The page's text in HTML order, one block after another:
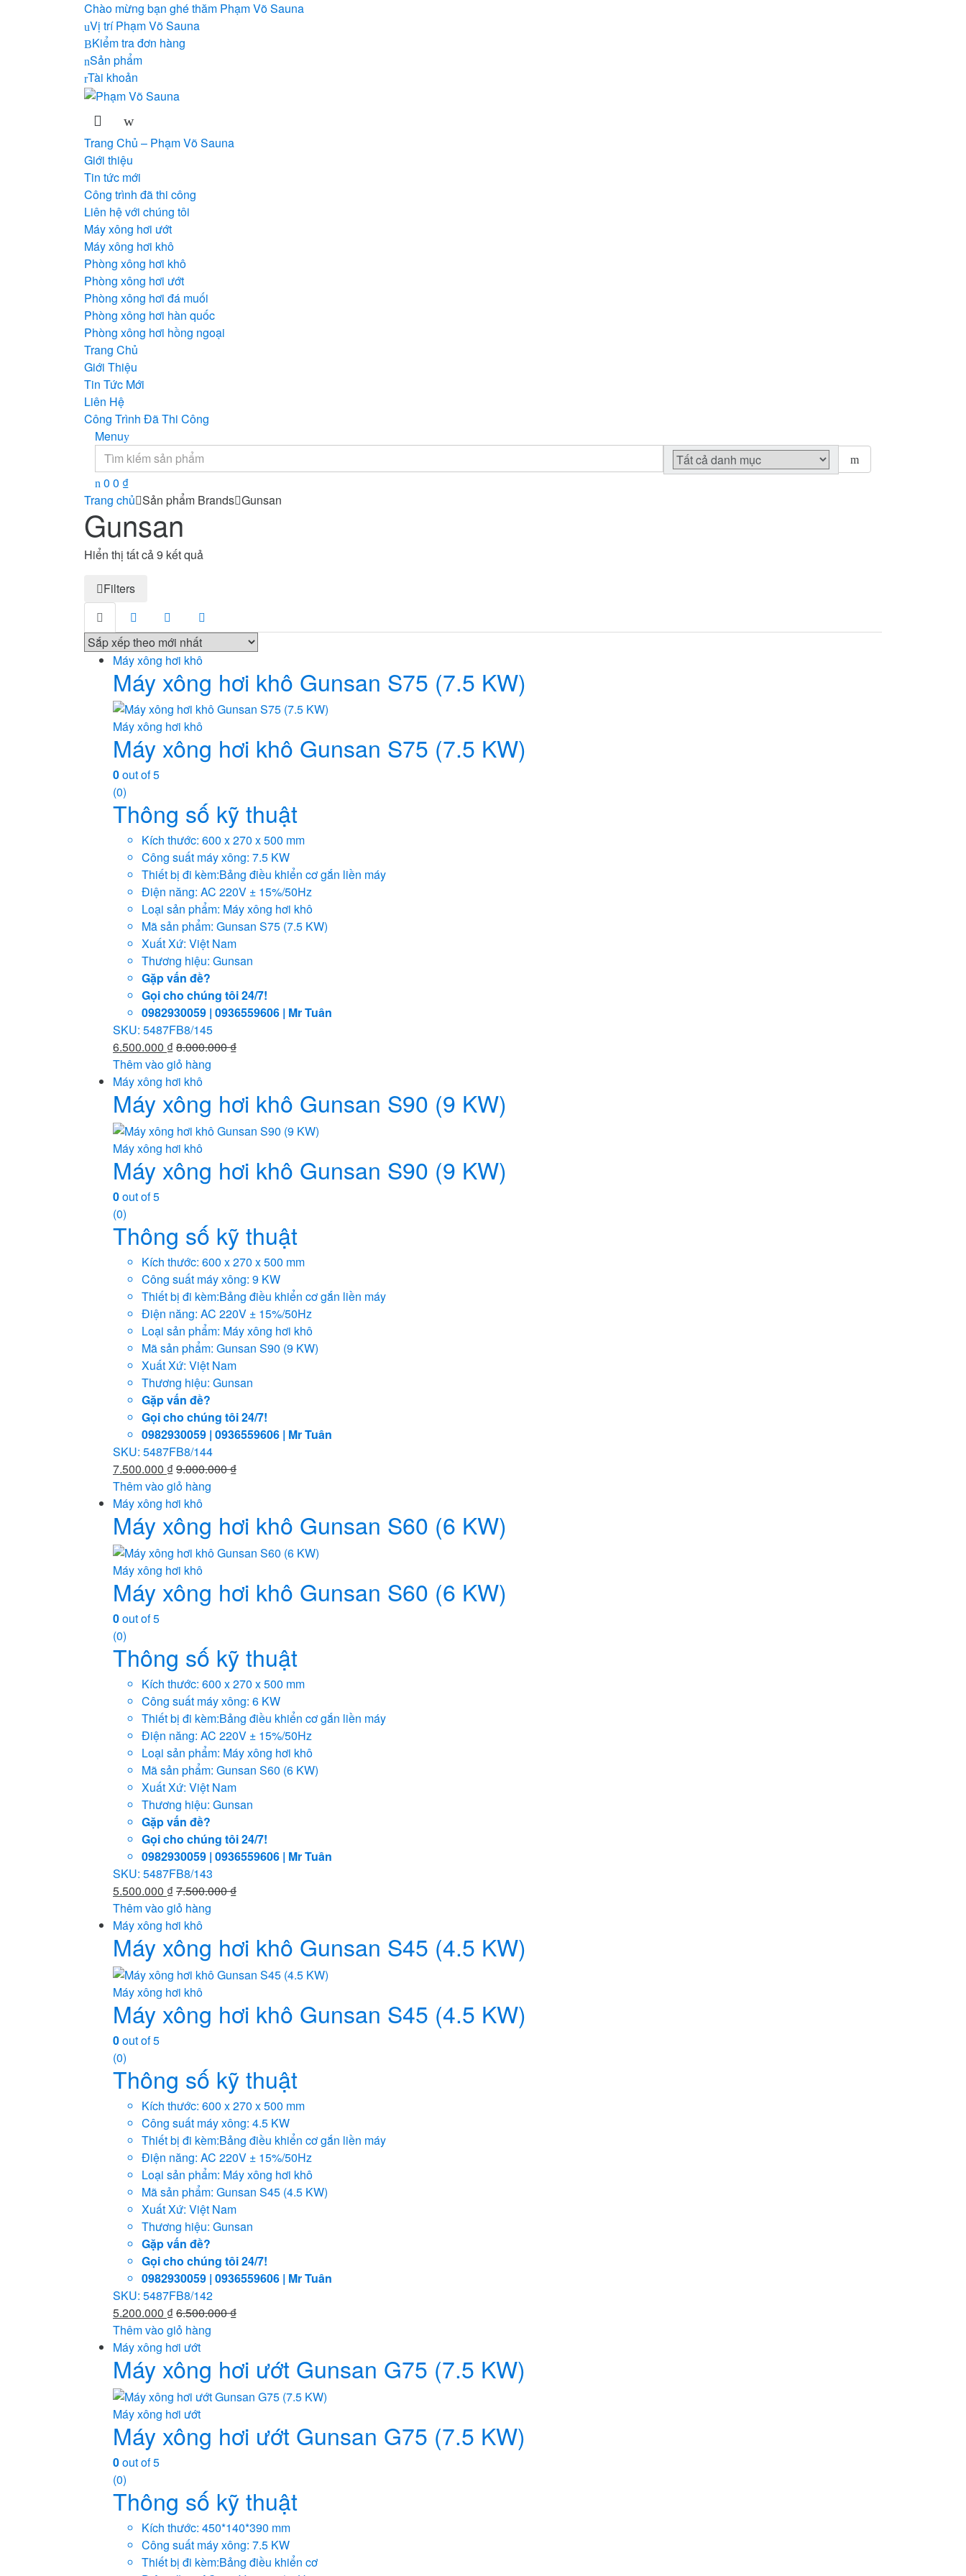
Chào mừng bạn ghé thăm Phạm Võ Sauna
Vị trí Phạm Võ Sauna
Kiểm tra đơn hàng
Sản phẩm
Tài khoản
Trang Chủ – Phạm Võ Sauna
Giới thiệu
Tin tức mới
Công trình đã thi công
Liên hệ với chúng tôi
Máy xông hơi ướt
Máy xông hơi khô
Phòng xông hơi khô
Phòng xông hơi ướt
Phòng xông hơi đá muối
Phòng xông hơi hàn quốc
Phòng xông hơi hồng ngoại
Trang Chủ
Giới Thiệu
Tin Tức Mới
Liên Hệ
Công Trình Đã Thi Công
Menu
Search
for:
0 0 ₫
Trang chủ Sản phẩm Brands Gunsan
Gunsan
Hiển thị tất cả 9 kết quả
mới
Filters
Máy xông hơi khô
Máy xông hơi khô Gunsan S75 (7.5 KW)
Máy xông hơi khô
Máy xông hơi khô Gunsan S75 (7.5 KW)
0out of 5
(0)
Thông số kỹ thuật
Kích thước: 600 x 270 x 500 mm
Công suất máy xông: 7.5 KW
Thiết bị đi kèm:Bảng điều khiển cơ gắn liền máy
Điện năng: AC 220V ± 15%/50Hz
Loại sản phẩm: Máy xông hơi khô
Mã sản phẩm: Gunsan S75 (7.5 KW)
Xuất Xứ: Việt Nam
Thương hiệu: Gunsan
Gặp vấn đề?
Gọi cho chúng tôi 24/7!
0982930059 | 0936559606 | Mr Tuân
SKU: 5487FB8/145
6.500.000 ₫8.000.000₫
Thêm vào giỏ hàng
Máy xông hơi khô
Máy xông hơi khô Gunsan S90 (9 KW)
Máy xông hơi khô
Máy xông hơi khô Gunsan S90 (9 KW)
0out of 5
(0)
Thông số kỹ thuật
Kích thước: 600 x 270 x 500 mm
Công suất máy xông: 9 KW
Thiết bị đi kèm:Bảng điều khiển cơ gắn liền máy
Điện năng: AC 220V ± 15%/50Hz
Loại sản phẩm: Máy xông hơi khô
Mã sản phẩm: Gunsan S90 (9 KW)
Xuất Xứ: Việt Nam
Thương hiệu: Gunsan
Gặp vấn đề?
Gọi cho chúng tôi 24/7!
0982930059 | 0936559606 | Mr Tuân
SKU: 5487FB8/144
7.500.000 ₫9.000.000₫
Thêm vào giỏ hàng
Máy xông hơi khô
Máy xông hơi khô Gunsan S60 (6 KW)
Máy xông hơi khô
Máy xông hơi khô Gunsan S60 (6 KW)
0out of 5
(0)
Thông số kỹ thuật
Kích thước: 600 x 270 x 500 mm
Công suất máy xông: 6 KW
Thiết bị đi kèm:Bảng điều khiển cơ gắn liền máy
Điện năng: AC 220V ± 15%/50Hz
Loại sản phẩm: Máy xông hơi khô
Mã sản phẩm: Gunsan S60 (6 KW)
Xuất Xứ: Việt Nam
Thương hiệu: Gunsan
Gặp vấn đề?
Gọi cho chúng tôi 24/7!
0982930059 | 0936559606 | Mr Tuân
SKU: 5487FB8/143
5.500.000 ₫7.500.000₫
Thêm vào giỏ hàng
Máy xông hơi khô
Máy xông hơi khô Gunsan S45 (4.5 KW)
Máy xông hơi khô
Máy xông hơi khô Gunsan S45 (4.5 KW)
0out of 5
(0)
Thông số kỹ thuật
Kích thước: 600 x 270 x 500 mm
Công suất máy xông: 4.5 KW
Thiết bị đi kèm:Bảng điều khiển cơ gắn liền máy
Điện năng: AC 220V ± 15%/50Hz
Loại sản phẩm: Máy xông hơi khô
Mã sản phẩm: Gunsan S45 (4.5 KW)
Xuất Xứ: Việt Nam
Thương hiệu: Gunsan
Gặp vấn đề?
Gọi cho chúng tôi 24/7!
0982930059 | 0936559606 | Mr Tuân
SKU: 5487FB8/142
5.200.000 ₫6.500.000₫
Thêm vào giỏ hàng
Máy xông hơi ướt
Máy xông hơi ướt Gunsan G75 (7.5 KW)
Máy xông hơi ướt
Máy xông hơi ướt Gunsan G75 (7.5 KW)
0out of 5
(0)
Thông số kỹ thuật
Kích thước: 450*140*390 mm
Công suất máy xông: 7.5 KW
Thiết bị đi kèm:Bảng điều khiển cơ